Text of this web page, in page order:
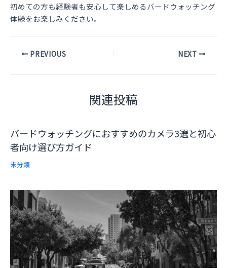
初めての方も経験者も安心して楽しめるバードウォッチング
体験をお楽しみください。
PostPREVIOUS NEXT
関連投稿
バードウォッチングにおすすめのカメラ3選と初心
者向け選び方ガイド
未分類